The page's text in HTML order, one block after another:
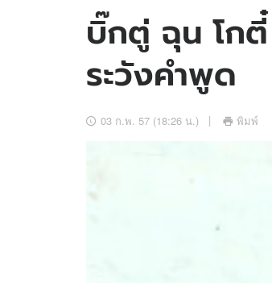
ข่าวบันเทิง
ข่าวกีฬา
ข่าวเศรษฐกิจ
อัปเดตจีน
เช็กข่าวชัวร์
บิ๊กตู่ ฉุน โกตี๋
ระวังคำพูด
03 ก.พ. 57 (18:26 น.) พิมพ์